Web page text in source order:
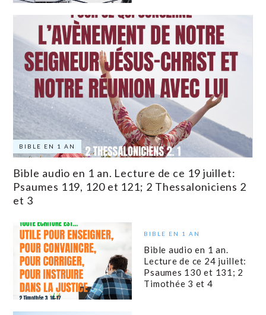
BIBLE EN 1 AN
Bible audio en 1 an. Lecture de ce 19 juillet:
Psaumes 119, 120 et 121; 2 Thessaloniciens 2
et 3
BIBLE EN 1 AN
Bible audio en 1 an.
Lecture de ce 24 juillet:
Psaumes 130 et 131; 2
Timothée 3 et 4